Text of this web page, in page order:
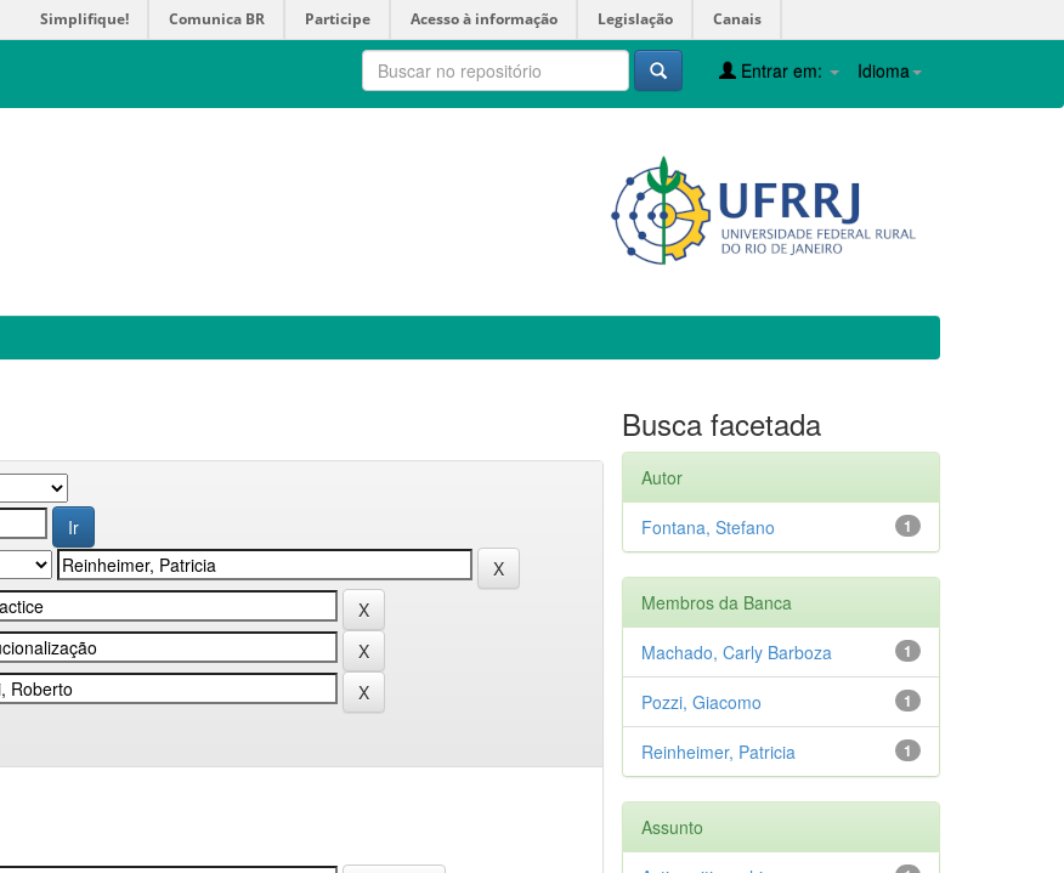
Simplifique! Comunica BR Participe Acesso à informação Legislação Canais
Idioma
Entrar em:
Busca facetada
Autor
1
Fontana, Stefano
Membros da Banca
1
Machado, Carly Barboza
1
Pozzi, Giacomo
1
Reinheimer, Patricia
Assunto